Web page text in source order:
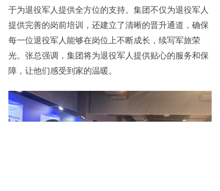
于为退役军人提供全方位的支持。集团不仅为退役军人
提供完善的岗前培训，还建立了清晰的晋升通道，确保
每一位退役军人能够在岗位上不断成长，续写军旅荣
光。张总强调，集团将为退役军人提供贴心的服务和保
障，让他们感受到家的温暖。